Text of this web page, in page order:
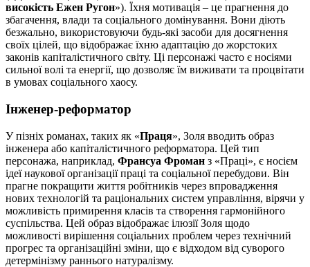
високість Ежен Ругон»). Їхня мотивація – це прагнення до
збагачення, влади та соціального домінування. Вони діють
безжально, використовуючи будь-які засоби для досягнення
своїх цілей, що відображає їхню адаптацію до жорстоких
законів капіталістичного світу. Ці персонажі часто є носіями
сильної волі та енергії, що дозволяє їм виживати та процвітати
в умовах соціального хаосу.
Інженер-реформатор
У пізніх романах, таких як «Праця», Золя вводить образ
інженера або капіталістичного реформатора. Цей тип
персонажа, наприклад, Франсуа Фроман з «Праці», є носієм
ідеї наукової організації праці та соціальної перебудови. Він
прагне покращити життя робітників через впровадження
нових технологій та раціональних систем управління, вірячи у
можливість примирення класів та створення гармонійного
суспільства. Цей образ відображає ілюзії Золя щодо
можливості вирішення соціальних проблем через технічний
прогрес та організаційні зміни, що є відходом від суворого
детермінізму раннього натуралізму.